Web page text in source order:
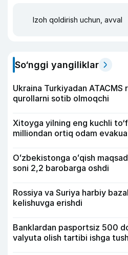
Izoh qoldirish uchun, avval
So‘nggi yangiliklar
Ukraina Turkiyadan
qurollarni sotib olmoqchi
Xitoyga yilning eng kuchli
milliondan ortiq odam
Oʻzbekistonga oʻqish
soni 2,2 barobarga oshdi
Rossiya va Suriya harbiy
kelishuvga erishdi
Banklardan pasportsiz 500
valyuta olish tartibi ishga